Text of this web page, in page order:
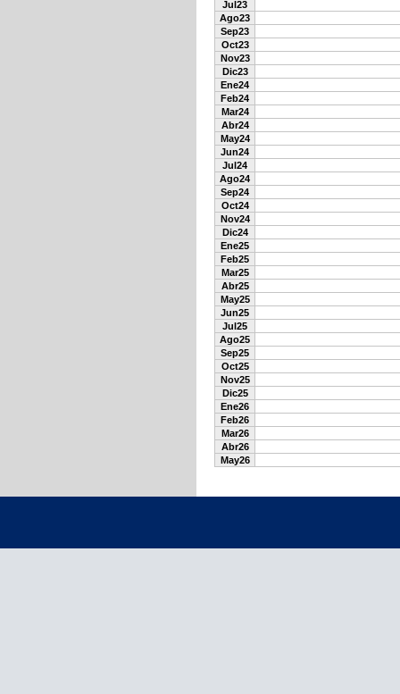
Jul23
Ago23
Sep23
Oct23
Nov23
Dic23
Ene24
Feb24
Mar24
Abr24
May24
Jun24
Jul24
Ago24
Sep24
Oct24
Nov24
Dic24
Ene25
Feb25
Mar25
Abr25
May25
Jun25
Jul25
Ago25
Sep25
Oct25
Nov25
Dic25
Ene26
Feb26
Mar26
Abr26
May26